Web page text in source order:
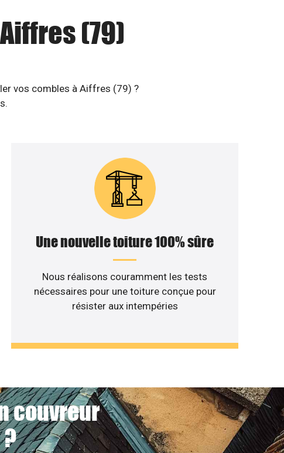
(79)
vos combles à Aiffres (79) ?
Une nouvelle toiture 100% sûre
Nous réalisons couramment les tests
nécessaires pour une toiture conçue pour
résister aux intempéries
couvreur